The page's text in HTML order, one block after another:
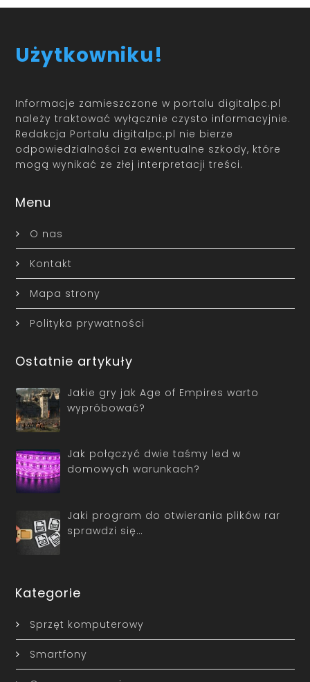
Użytkowniku!
Informacje zamieszczone w portalu digitalpc.pl
należy traktować wyłącznie czysto informacyjnie.
Redakcja Portalu digitalpc.pl nie bierze
odpowiedzialności za ewentualne szkody, które
mogą wynikać ze złej interpretacji treści.
Menu
O nas
Kontakt
Mapa strony
Polityka prywatności
Ostatnie artykuły
Jakie gry jak Age of Empires warto
wypróbować?
Jak połączyć dwie taśmy led w
domowych warunkach?
Jaki program do otwierania plików rar
sprawdzi się…
Kategorie
Sprzęt komputerowy
Smartfony